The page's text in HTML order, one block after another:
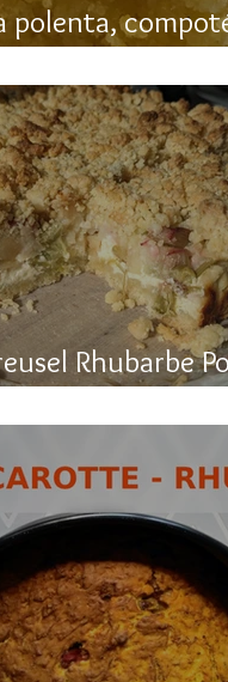
polenta,
gluten)
Rhubarbe